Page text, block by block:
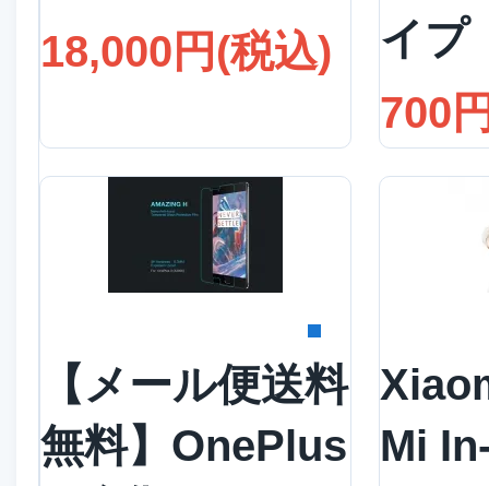
18,000円(税込)
イプ
700
【メール便送料
無料】OnePlus
Mi